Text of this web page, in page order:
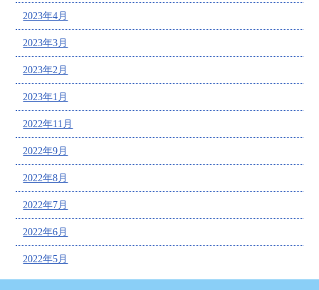
2023年4月
2023年3月
2023年2月
2023年1月
2022年11月
2022年9月
2022年8月
2022年7月
2022年6月
2022年5月